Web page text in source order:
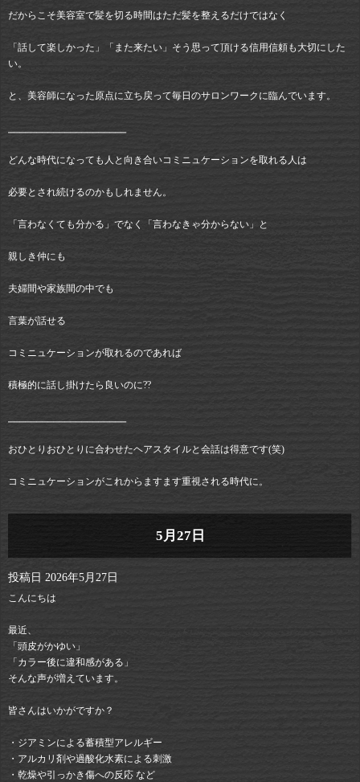
だからこそ美容室で髪を切る時間はただ髪を整えるだけではなく
「話して楽しかった」「また来たい」そう思って頂ける信用信頼も大切にした
い。
と、美容師になった原点に立ち戻って毎日のサロンワークに臨んでいます。
どんな時代になっても人と向き合いコミニュケーションを取れる人は
必要とされ続けるのかもしれません。
「言わなくても分かる」でなく「言わなきゃ分からない」と
親しき仲にも
夫婦間や家族間の中でも
言葉が話せる
コミニュケーションが取れるのであれば
積極的に話し掛けたら良いのに??
おひとりおひとりに合わせたヘアスタイルと会話は得意です(笑)
コミニュケーションがこれからますます重視される時代に。
5月27日
投稿日 2026年5月27日
こんにちは
最近、
「頭皮がかゆい」
「カラー後に違和感がある」
そんな声が増えています。
皆さんはいかがですか？
・ジアミンによる蓄積型アレルギー
・アルカリ剤や過酸化水素による刺激
・乾燥や引っかき傷への反応 など